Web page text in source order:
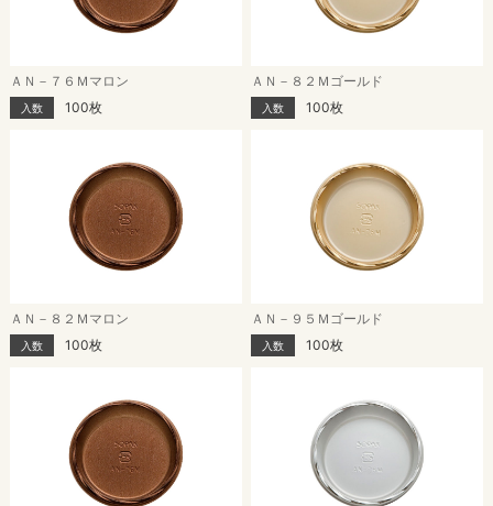
ＡＮ－７６Ｍマロン
入数 100枚
ＡＮ－８２Ｍゴールド
入数 100枚
ＡＮ－８２Ｍマロン
入数 100枚
ＡＮ－９５Ｍゴールド
入数 100枚